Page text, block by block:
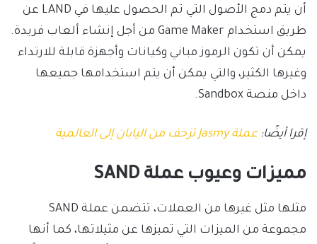
أن يتم دمج الأصول التي تم الحصول عليها في LAND عن
طريق استخدام Game Maker من أجل إنشاء ألعاب فريدة.
يمكن أن تكون الرموز مباني وكيانات وأجهزة قابلة للارتداء
وغيرها الكثير، والتي يمكن أن يتم استخدامها جميعها
داخل منصة Sandbox.
إقرا أيضًا: عملة Jasmy تزحف من اليابان إلى العالمية
مميزات وعيوب عملة SAND
مثلها مثل غيرها من العملات، تتضمن عملة SAND
مجموعة من الميزات التي تميزها عن مثيلاتها، كما أنها